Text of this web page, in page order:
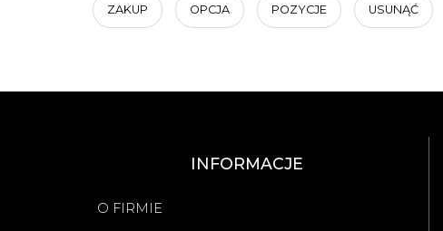
ZAKUP OPCJA POZYCJE USUNĄĆ
INFORMACJE
O FIRMIE